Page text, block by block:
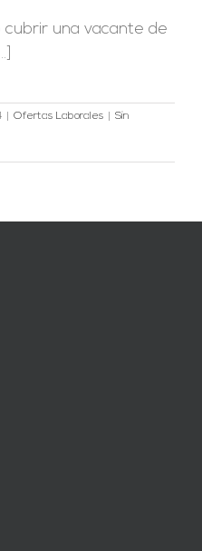
una vacante de
Ofertas Laborales
Sin